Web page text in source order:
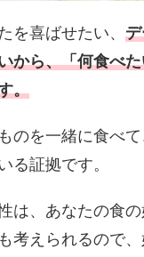
を喜ばせたい、
から、「何食べ
。
のを一緒に食べ
る証拠です。
は、あなたの食
考えられるので